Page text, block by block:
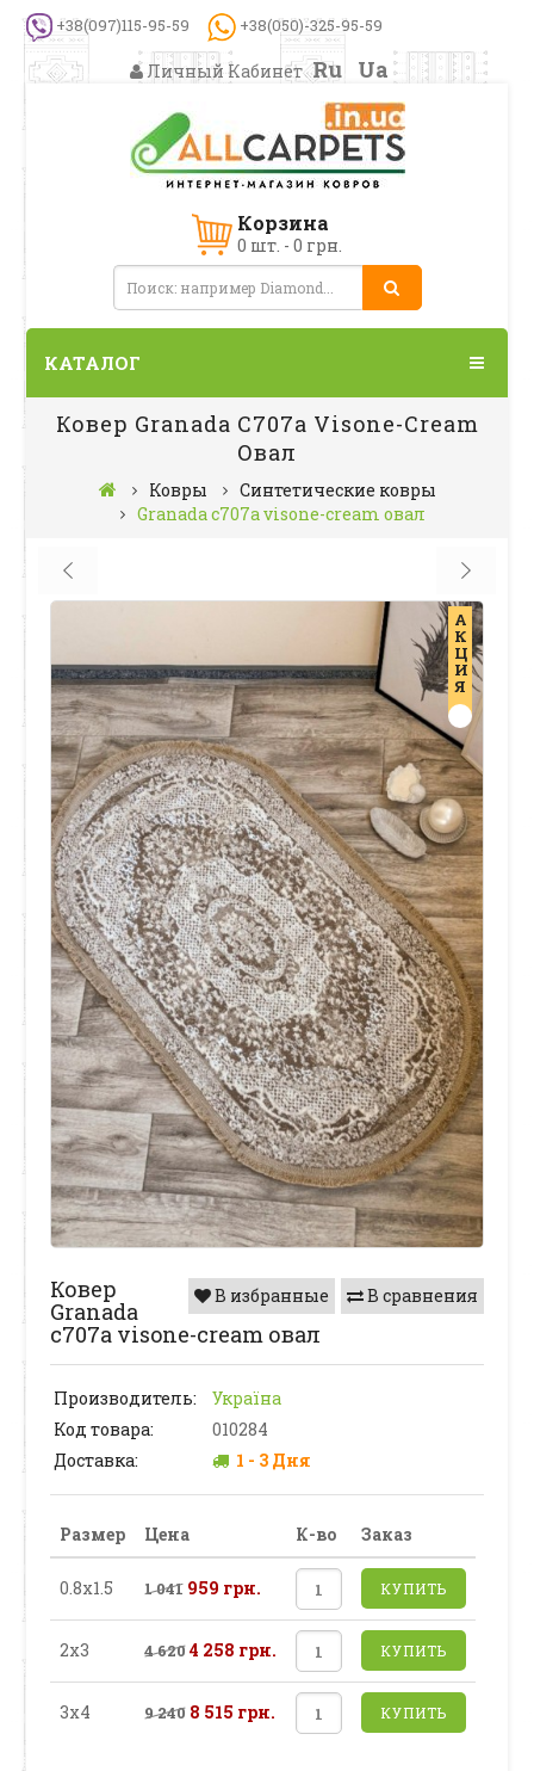
+38(097)115-95-59 +38(050)-325-95-59
Личный Кабинет Ru Ua
Корзина
0 шт. - 0 грн.
КАТАЛОГ
Ковер Granada C707a Visone-Cream
Овал
Ковры
Синтетические ковры
Granada c707a visone-cream овал
А
К
Ц
И
Я
В сравнения
В избранные
Ковер
Granada
c707a visone-cream овал
Производитель:
Україна
Код товара:
010284
Доставка:
1 - 3 Дня
Размер Цена К-во Заказ
0.8х1.5 1 041 959 грн. КУПИТЬ
2х3 4 6204 258 грн. КУПИТЬ
3х4 9 240 8 515 грн. КУПИТЬ